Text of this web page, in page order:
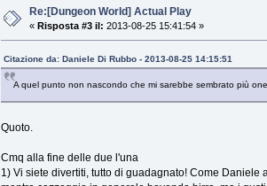
Re:[Dungeon World] Actual Play
« Risposta #3 il: 2013-08-25 15:41:54 »
Citazione da: Daniele Di Rubbo - 2013-08-25 14:15:51
A quel punto non nascondo che mi sarebbe sembrato più
Quoto.
Cmq alla fine delle due l'una
1) Vi siete divertiti, tutto di guadagnato! Come